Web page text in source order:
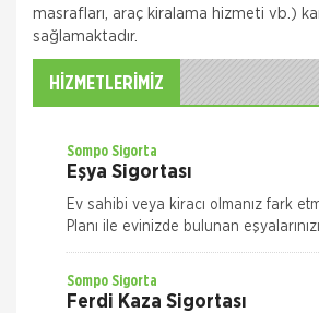
masrafları, araç kiralama hizmeti vb.)
sağlamaktadır.
HİZMETLERİMİZ
hasarlarını teminat altına almak
Sompo Sigorta
İş Yeri Sigortası
İş Yeriniz Sompo Japan ile Güvence
Sompo Sigorta
Eşya Sigortası
Ev sahibi veya kiracı olmanız fark
Planı ile evinizde bulunan
ve risklere karşı size en uygun plan
Sompo Sigorta
Ferdi Kaza Sigortası